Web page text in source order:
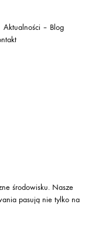
Aktualności – Blog
środowisku. Nasze
pasują nie tylko na